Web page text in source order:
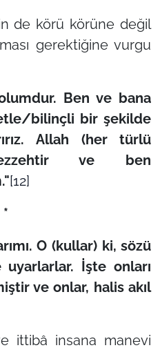
de körü körüne değil
gerektiğine vurgu
Ben ve bana
bilinçli bir şekilde
Allah (her türlü
ve ben
[12]
*
O (kullar) ki, sözü
İşte onları
ve onlar, halis akıl
ittibâ insana manevi